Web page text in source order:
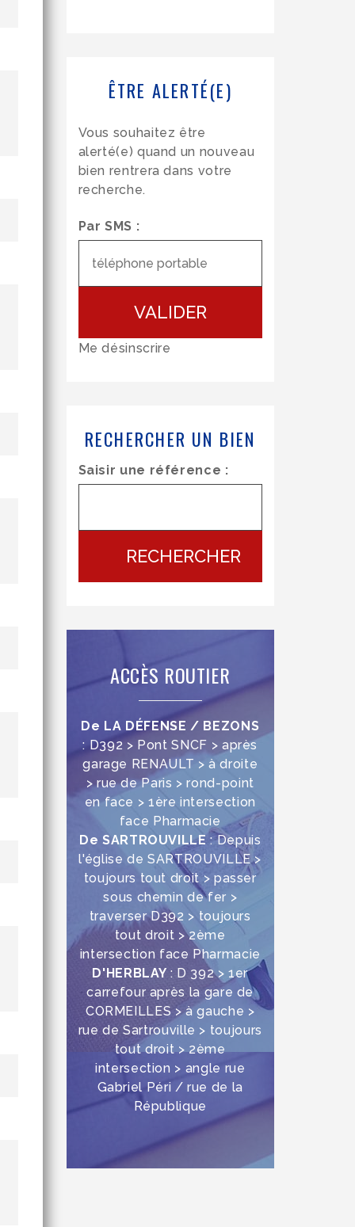
ÊTRE ALERTÉ(E)
Vous souhaitez être
alerté(e) quand un nouveau
bien rentrera dans votre
recherche.
Par SMS :
VALIDER
Me désinscrire
RECHERCHER UN BIEN
Saisir une référence :
RECHERCHER
ACCÈS ROUTIER
De LA DÉFENSE / BEZONS
: D392 > Pont SNCF > après
garage RENAULT > à droite
> rue de Paris > rond-point
en face > 1ère intersection
face Pharmacie
De SARTROUVILLE : Depuis
l'église de SARTROUVILLE >
toujours tout droit > passer
sous chemin de fer >
traverser D392 > toujours
tout droit > 2ème
intersection face Pharmacie
D'HERBLAY : D 392 > 1er
carrefour après la gare de
CORMEILLES > à gauche >
rue de Sartrouville > toujours
tout droit > 2ème
intersection > angle rue
Gabriel Péri / rue de la
République